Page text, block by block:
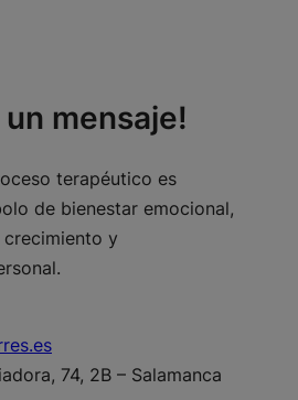
mensaje!
terapéutico es
de bienestar emocional,
y
74, 2B – Salamanca